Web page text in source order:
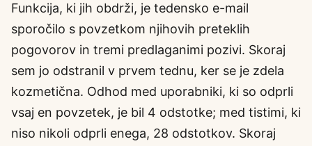
Funkcija, ki jih obdrži, je tedensko e-mail
sporočilo s povzetkom njihovih preteklih
pogovorov in tremi predlaganimi pozivi. Skoraj
sem jo odstranil v prvem tednu, ker se je zdela
kozmetična. Odhod med uporabniki, ki so odprli
vsaj en povzetek, je bil 4 odstotke; med tistimi, ki
niso nikoli odprli enega, 28 odstotkov. Skoraj